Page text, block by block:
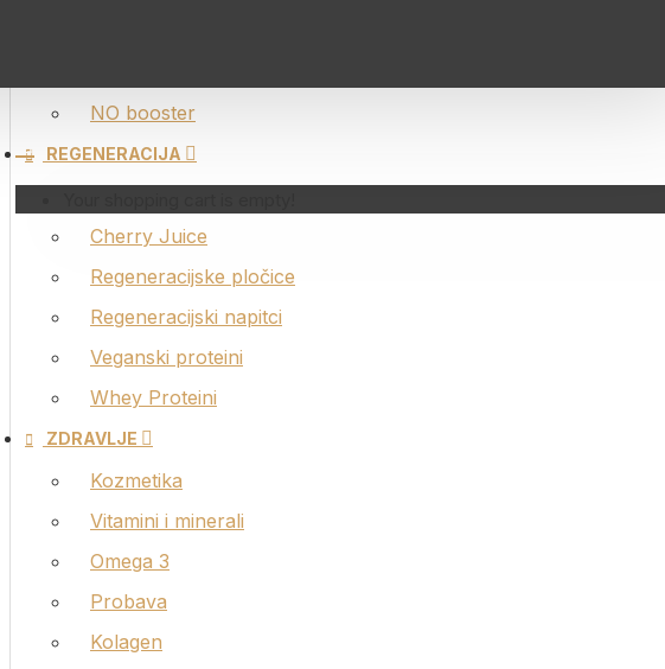
Probava
NO booster
REGENERACIJA
Cherry Juice
Regeneracijske pločice
Regeneracijski napitci
Veganski proteini
Whey Proteini
ZDRAVLJE
Kozmetika
Vitamini i minerali
Omega 3
Probava
Kolagen